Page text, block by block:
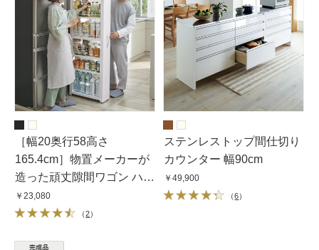
［幅20奥行58高さ
165.4cm］物置メーカーが
造った頑丈隙間ワゴン ハイ
タイプ
￥23,080
（2）
ステンレストップ間仕切り
カウンター 幅90cm
￥49,900
（6）